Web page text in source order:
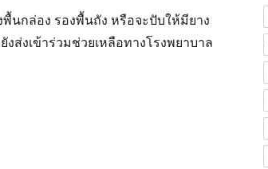
นกล่อง รองพื้นถัง หรือจะปับให้มียาง
ส่งเข้าร่วมช่วยเหลือทางโรงพยาบาล